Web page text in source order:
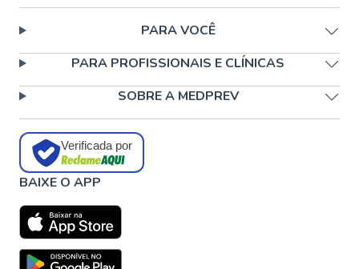
PARA VOCÊ
PARA PROFISSIONAIS E CLÍNICAS
SOBRE A MEDPREV
Verificada por
BAIXE O APP